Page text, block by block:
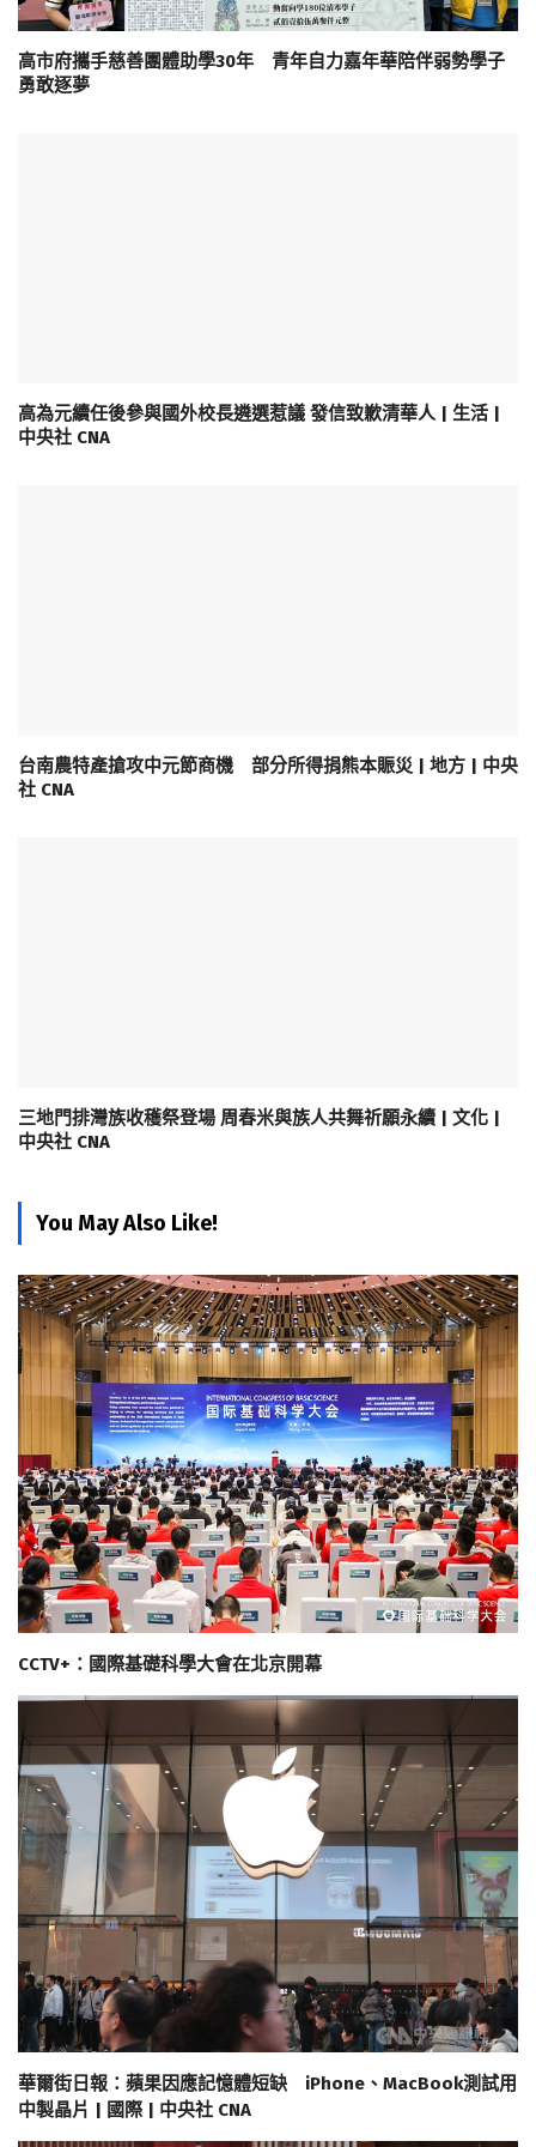
高市府攜手慈善團體助學30年 青年自力嘉年華陪伴弱勢學子
勇敢逐夢
高為元續任後參與國外校長遴選惹議 發信致歉清華人 | 生活 |
中央社 CNA
台南農特產搶攻中元節商機 部分所得捐熊本賑災 | 地方 | 中央
社 CNA
三地門排灣族收穫祭登場 周春米與族人共舞祈願永續 | 文化 |
中央社 CNA
You May Also Like!
CCTV+：國際基礎科學大會在北京開幕
華爾街日報：蘋果因應記憶體短缺 iPhone、MacBook測試用
中製晶片 | 國際 | 中央社 CNA